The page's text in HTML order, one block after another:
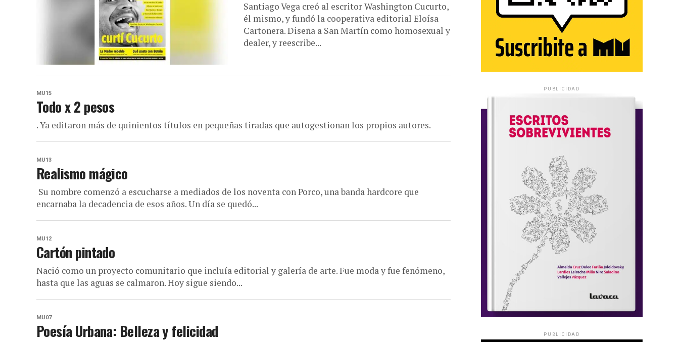
Santiago Vega creó al escritor Washington Cucurto,
él mismo, y fundó la cooperativa editorial Eloísa
Cartonera. Diseña a San Martín como homosexual y
dealer, y reescribe...
MU15
Todo x 2 pesos
. Ya editaron más de quinientos títulos en pequeñas tiradas que autogestionan los propios autores.
MU13
Realismo mágico
Su nombre comenzó a escucharse a mediados de los noventa con Porco, una banda hardcore que
encarnaba la decadencia de esos años. Un día se quedó...
MU12
Cartón pintado
Nació como un proyecto comunitario que incluía editorial y galería de arte. Fue moda y fue fenómeno,
hasta que las aguas se calmaron. Hoy sigue siendo...
MU07
Poesía Urbana: Belleza y felicidad
PUBLICIDAD
PUBLICIDAD